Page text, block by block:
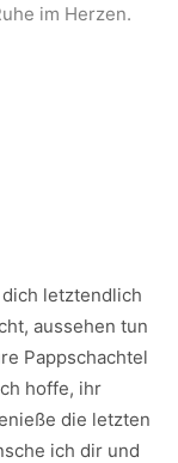
im Herzen.
letztendlich
aussehen tun
Pappschachtel
hoffe, ihr
die letzten
ich dir und